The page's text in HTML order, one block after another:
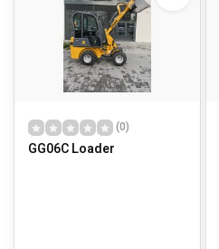
(0)
GG06C Loader